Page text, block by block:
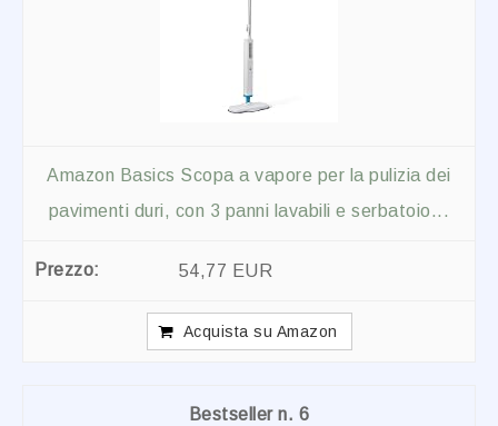
Amazon Basics Scopa a vapore per la pulizia dei
pavimenti duri, con 3 panni lavabili e serbatoio...
54,77 EUR
Acquista su Amazon
6